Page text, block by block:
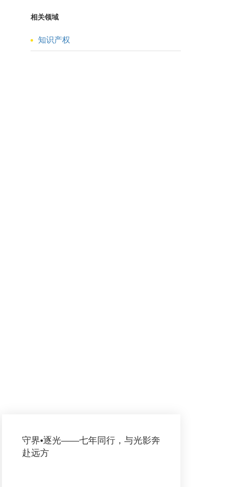
相关领域
知识产权
守界•逐光——七年同行，与光影奔
赴远方